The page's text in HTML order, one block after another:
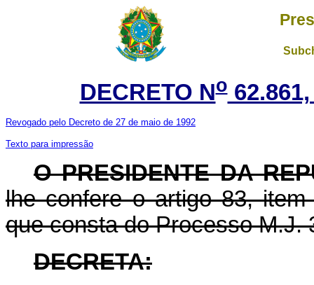
DECRETO No62.861,
Revogado pelo Decreto de 27 de maio de 1992
Texto para impressão
O PRESIDENTE DA
lhe confere o artigo 83,
que consta do Processo M.J.
DECRETA: